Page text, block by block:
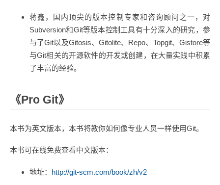
蒋鑫，国内顶尖的版本控制专家和咨询顾问之一，对
Subversion和Git等版本控制工具有十分深入的研究，参
与了Git以及Gitosis、Gitolite、Repo、Topgit、Gistore等
与Git相关的开源软件的开发或创建，在大量实践中积累
了丰富的经验。
《Pro Git》
本书为英文版本，本书将教你如何像专业人员一样使用Git。
本书可在线免费查看中文版本：
地址： http://git-scm.com/book/zh/v2